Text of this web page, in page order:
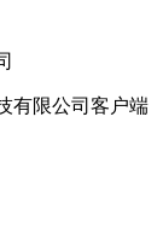
有限公司客户端